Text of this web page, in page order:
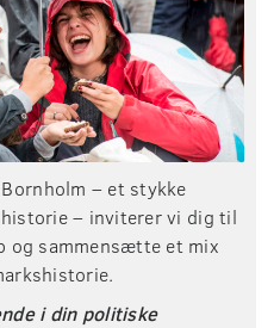
– et stykke
– inviterer vi dig til
og sammensætte et mix
i din politiske